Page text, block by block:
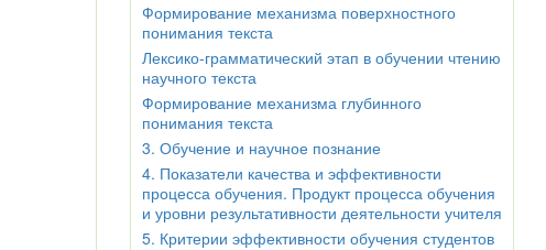
Формирование механизма поверхностного
понимания текста
Лексико-грамматический этап в обучении чтению
научного текста
Формирование механизма глубинного
понимания текста
3. Обучение и научное познание
4. Показатели качества и эффективности
процесса обучения. Продукт процесса обучения
и уровни результативности деятельности учителя
5. Критерии эффективности обучения студентов